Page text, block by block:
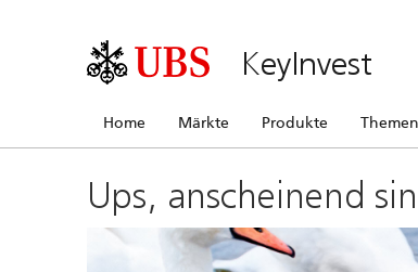
KeyInvest
Home Märkte Produkte Themen
Ups, anscheinend